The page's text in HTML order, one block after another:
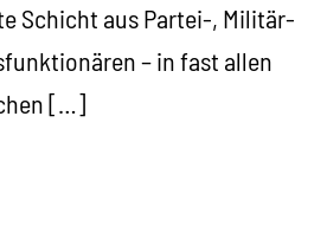
Schicht aus Partei-, Militär-
– in fast allen
[…]